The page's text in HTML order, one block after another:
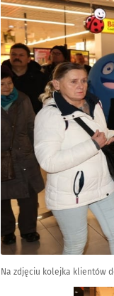
Na zdjęciu kolejka klientów